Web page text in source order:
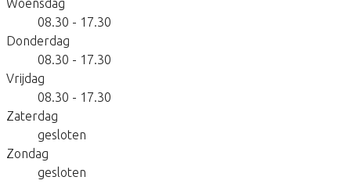
Woensdag
08.30 - 17.30
Donderdag
08.30 - 17.30
Vrijdag
08.30 - 17.30
Zaterdag
gesloten
Zondag
gesloten